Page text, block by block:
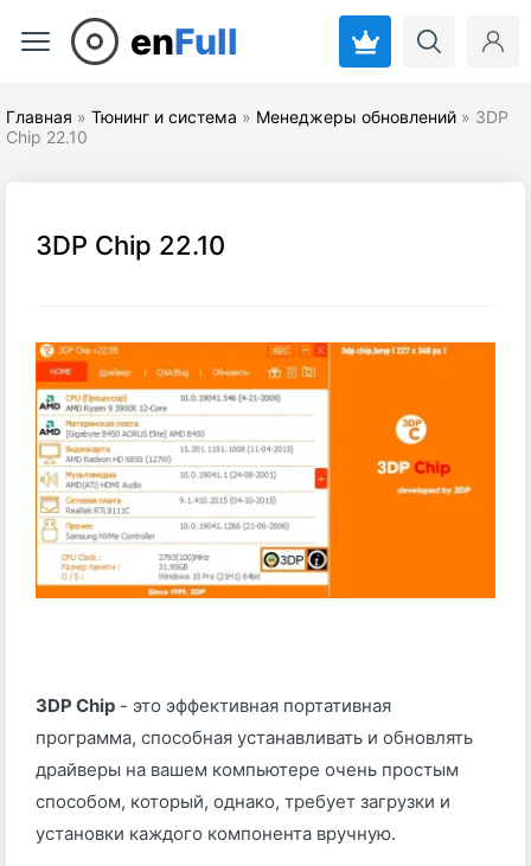
enFull
Главная » Тюнинг и система » Менеджеры обновлений » 3DP
Chip 22.10
3DP Chip 22.10
3DP Chip - это эффективная портативная
программа, способная устанавливать и обновлять
драйверы на вашем компьютере очень простым
способом, который, однако, требует загрузки и
установки каждого компонента вручную.